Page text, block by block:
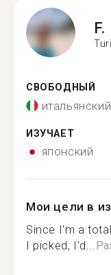
F.
СВОБОДНЫЙ
итальянский
ИЗУЧАЕТ
японский
Мои цели в
Since I'm a
I picked, I'd...